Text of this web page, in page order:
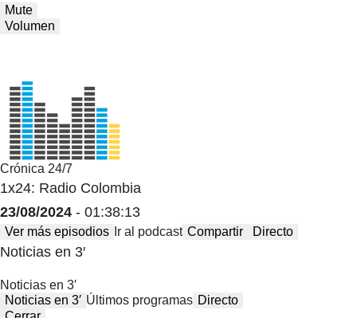
Mute
Volumen
Crónica 24/7
1x24: Radio Colombia
23/08/2024 - 01:38:13
Ver más episodios Ir al podcast Compartir Directo
Noticias en 3′
Noticias en 3′
Noticias en 3′ Últimos programas Directo